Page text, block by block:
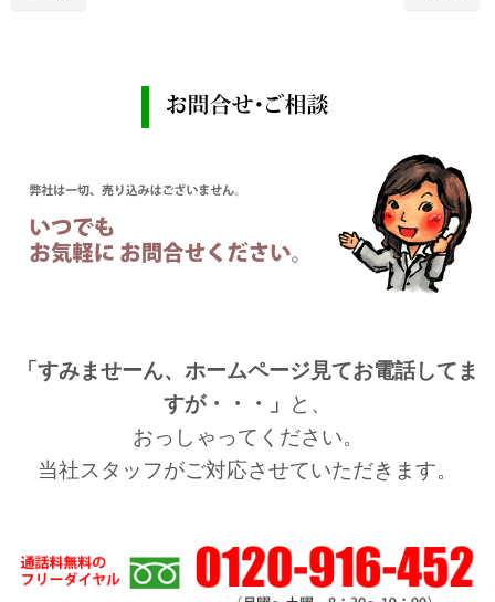
「すみませーん、ホームページ見てお電話してま
すが・・・」
と、
おっしゃってください。
当社スタッフがご対応させていただきます。